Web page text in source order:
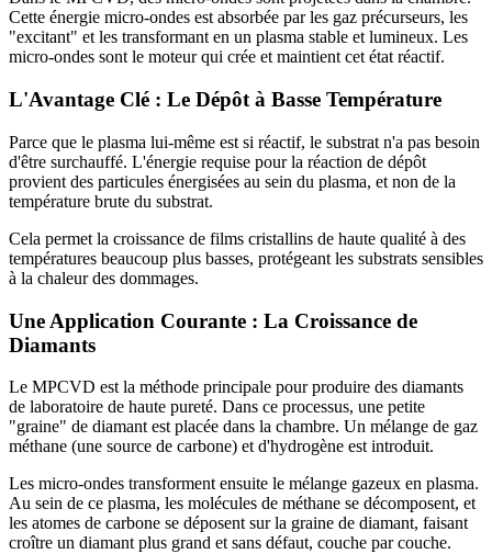
Cette énergie micro-ondes est absorbée par les gaz précurseurs, les
"excitant" et les transformant en un plasma stable et lumineux. Les
micro-ondes sont le moteur qui crée et maintient cet état réactif.
L'Avantage Clé : Le Dépôt à Basse Température
Parce que le plasma lui-même est si réactif, le substrat n'a pas besoin
d'être surchauffé. L'énergie requise pour la réaction de dépôt
provient des particules énergisées au sein du plasma, et non de la
température brute du substrat.
Cela permet la croissance de films cristallins de haute qualité à des
températures beaucoup plus basses, protégeant les substrats sensibles
à la chaleur des dommages.
Une Application Courante : La Croissance de
Diamants
Le MPCVD est la méthode principale pour produire des diamants
de laboratoire de haute pureté. Dans ce processus, une petite
"graine" de diamant est placée dans la chambre. Un mélange de gaz
méthane (une source de carbone) et d'hydrogène est introduit.
Les micro-ondes transforment ensuite le mélange gazeux en plasma.
Au sein de ce plasma, les molécules de méthane se décomposent, et
les atomes de carbone se déposent sur la graine de diamant, faisant
croître un diamant plus grand et sans défaut, couche par couche.